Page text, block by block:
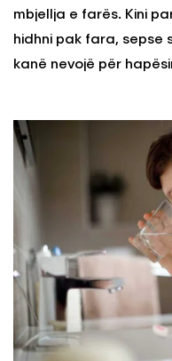
mbjellja e farës. Kini
hidhni pak fara,
kanë nevojë për